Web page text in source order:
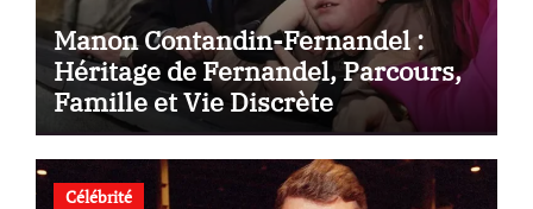
Manon Contandin-Fernandel :
Héritage de Fernandel, Parcours,
Famille et Vie Discrète
Célébrité